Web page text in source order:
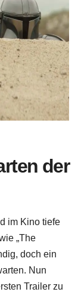
der
im Kino tiefe
„The
doch ein
Nun
Trailer zu